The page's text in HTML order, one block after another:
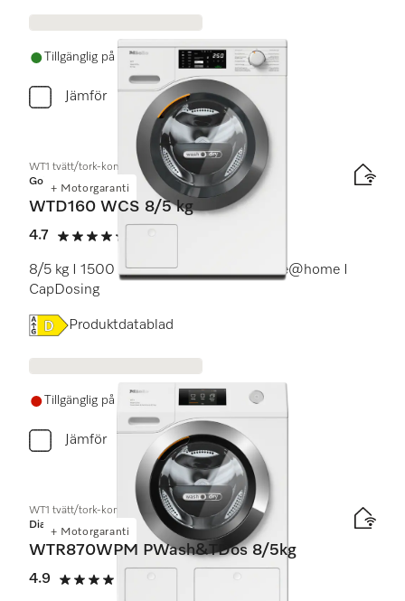
Tillgänglig på lager
Jämför
+ Motorgaranti
WT1 tvätt/tork-kombination:
Gold
WTD160 WCS 8/5 kg
4.7
4.7 stars out of 5
8/5 kg I 1500 v/min I PerfectCare I Miele@home I
CapDosing
Online Label Flag, Energimärkning
Produktdatablad
Tillgänglig på lager om 3 veckor eller mer
Jämför
+ Motorgaranti
WT1 tvätt/tork-kombination:
Diamond
WTR870WPM PWash&TDos 8/5kg
4.9
4.9 stars out of 5